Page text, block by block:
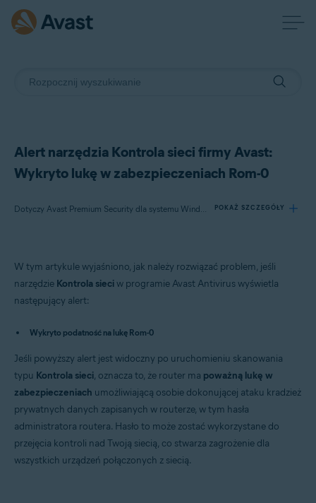
Alert narzędzia Kontrola sieci firmy Avast:
Wykryto lukę w zabezpieczeniach Rom-0
Dotyczy Avast Premium Security dla systemu Windows, Avast Free Antivirus dla systemu Windows, Avast Premium Security dla komputerów Mac, Avast Security dla komputerów Mac POKAŻ SZCZEGÓŁY
Produkty:
Avast Premium Security 22.x dla systemu Windows
Avast Premium Security 15.x dla komputerów Mac
Microsoft Windows 10 Home / Pro / Enterprise / Education — wersja
32-/64-bitowa
Microsoft Windows 8.x / Pro / Enterprise — wersja 32-/64-bitowa
Microsoft Windows 7 Home Basic / Home Premium / Professional /
Enterprise / Ultimate — z dodatkiem Service Pack 1 z pakietem
aktualizacji Convenient Rollup, wersja 32-/64-bitowa
W tym artykule wyjaśniono, jak należy rozwiązać problem, jeśli
narzędzie Kontrola sieciw programie Avast Antivirus wyświetla
następujący alert:
Wykryto podatność na lukę Rom-0
Jeśli powyższy alert jest widoczny po uruchomieniu skanowania
typu Kontrola sieci, oznacza to, że router ma poważną lukę w
zabezpieczeniach umożliwiającą osobie dokonującej ataku kradzież
prywatnych danych zapisanych w routerze, w tym hasła
administratora routera. Hasło to może zostać wykorzystane do
przejęcia kontroli nad Twoją siecią, co stwarza zagrożenie dla
wszystkich urządzeń połączonych z siecią.